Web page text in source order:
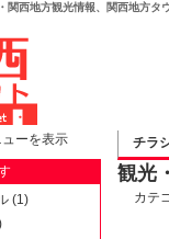
関西地方観光情報、関西地方タ
ーを表示
(1)
チラ
観光
カテ